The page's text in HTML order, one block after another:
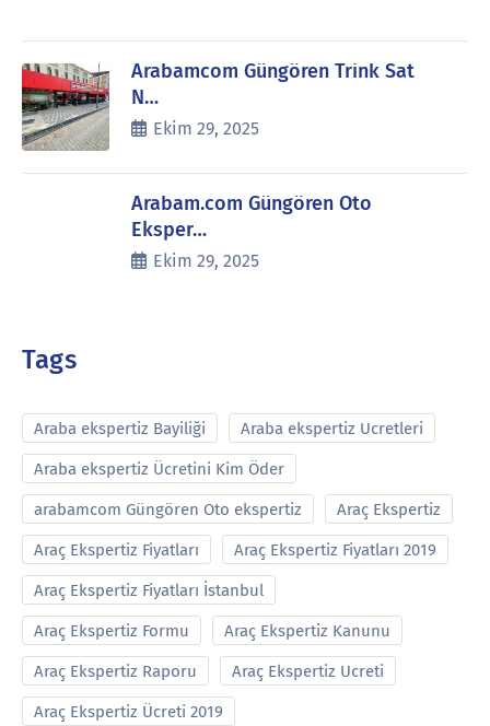
Arabamcom Güngören Trink Sat
N…
Ekim 29, 2025
Arabam.com Güngören Oto
Eksper…
Ekim 29, 2025
Tags
Araba ekspertiz Bayiliği Araba ekspertiz Ucretleri
Araba ekspertiz Ücretini Kim Öder
arabamcom Güngören Oto ekspertiz Araç Ekspertiz
Araç Ekspertiz Fiyatları Araç Ekspertiz Fiyatları 2019
Araç Ekspertiz Fiyatları İstanbul
Araç Ekspertiz Formu Araç Ekspertiz Kanunu
Araç Ekspertiz Raporu Araç Ekspertiz Ucreti
Araç Ekspertiz Ücreti 2019